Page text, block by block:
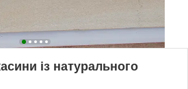
із натурального